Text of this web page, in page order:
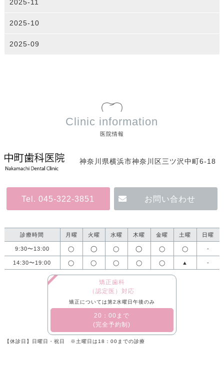
2025-11
2025-10
2025-09
Clinic information
医院情報
神奈川県横浜市神奈川区三ツ沢中町6-18
Tel. 045-322-3851 お問い合わせ
診療時間 月曜 火曜 水曜 木曜 金曜 土曜 日曜
9:30〜13:00 ◯ ◯ ◯ ◯ ◯ ◯ -
14:30〜19:00 ◯ ◯ ◯ ◯ ◯ ▲ -
矯正歯科
（認定医）対応
矯正については第2水曜日午後のみ
​20：00まで
(完全予約制)
【休診日】日曜日・祝日 ※土曜日は18：00までの診療